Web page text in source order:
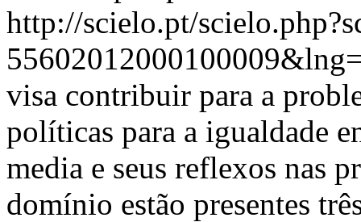
http://scielo.pt/
visa contribuir para a
políticas para a igualdade
media e seus reflexos nas
domínio estão presentes